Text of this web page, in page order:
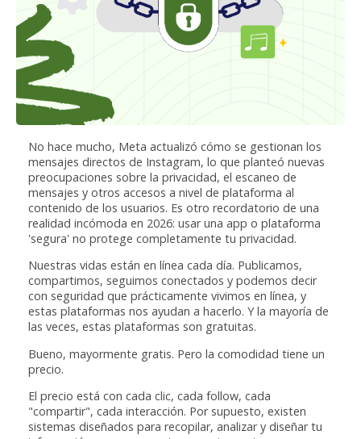
No hace mucho, Meta actualizó cómo se gestionan los
mensajes directos de Instagram, lo que planteó nuevas
preocupaciones sobre la privacidad, el escaneo de
mensajes y otros accesos a nivel de plataforma al
contenido de los usuarios. Es otro recordatorio de una
realidad incómoda en 2026: usar una app o plataforma
'segura' no protege completamente tu privacidad.
Nuestras vidas están en línea cada día. Publicamos,
compartimos, seguimos conectados y podemos decir
con seguridad que prácticamente vivimos en línea, y
estas plataformas nos ayudan a hacerlo. Y la mayoría de
las veces, estas plataformas son gratuitas.
Bueno, mayormente gratis. Pero la comodidad tiene un
precio.
El precio está con cada clic, cada follow, cada
"compartir", cada interacción. Por supuesto, existen
sistemas diseñados para recopilar, analizar y diseñar tu